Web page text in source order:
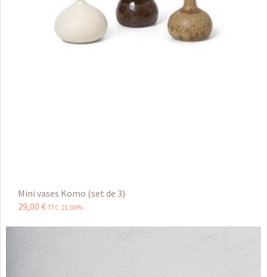
Mini vases Komo (set de 3)
29,00 € TTC 21,00%